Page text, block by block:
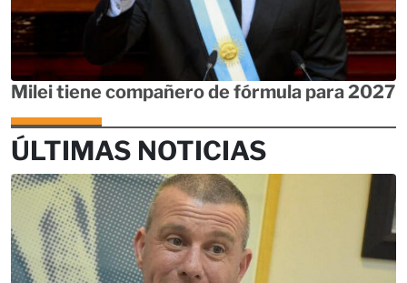
Milei tiene compañero de fórmula para 2027
ÚLTIMAS NOTICIAS